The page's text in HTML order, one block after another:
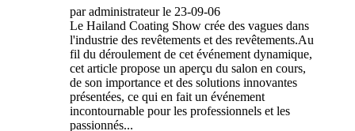
par administrateur le 23-09-06
Le Hailand Coating Show crée des vagues dans
l'industrie des revêtements et des revêtements.Au
fil du déroulement de cet événement dynamique,
cet article propose un aperçu du salon en cours,
de son importance et des solutions innovantes
présentées, ce qui en fait un événement
incontournable pour les professionnels et les
passionnés...